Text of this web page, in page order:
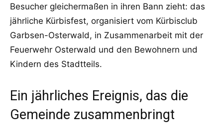
Besucher gleichermaßen in ihren Bann zieht: das
jährliche Kürbisfest, organisiert vom Kürbisclub
Garbsen-Osterwald, in Zusammenarbeit mit der
Feuerwehr Osterwald und den Bewohnern und
Kindern des Stadtteils.
Ein jährliches Ereignis, das die
Gemeinde zusammenbringt